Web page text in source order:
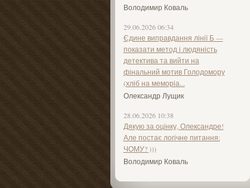
Володимир Коваль
29.06.2026 06:34
Єдине виправдання лінії Б —
показати метод і людяність
детектива та вийти на
фінальний мотив Голодомору
(хліб на меморіа...
Олександр Лущик
28.06.2026 10:38
Дякую за оцінку, Олександре!
Але постає логічне питання:
ЧОМУ? )))
Володимир Коваль